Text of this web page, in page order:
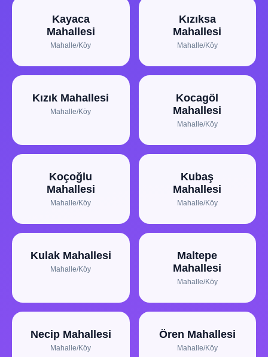
Kayaca
Mahallesi
Mahalle/Köy
Kızıksa
Mahallesi
Mahalle/Köy
Kızık Mahallesi
Mahalle/Köy
Kocagöl
Mahallesi
Mahalle/Köy
Koçoğlu
Mahallesi
Mahalle/Köy
Kubaş
Mahallesi
Mahalle/Köy
Kulak Mahallesi
Mahalle/Köy
Maltepe
Mahallesi
Mahalle/Köy
Necip Mahallesi
Mahalle/Köy
Ören Mahallesi
Mahalle/Köy